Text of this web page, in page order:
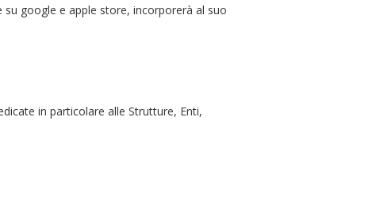
google e apple store, incorporerà al suo
in particolare alle Strutture, Enti,